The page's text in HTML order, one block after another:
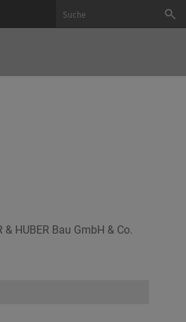
HUBER Bau GmbH & Co.